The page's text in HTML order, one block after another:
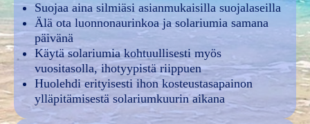
Suojaa aina silmiäsi asianmukaisilla suojalaseilla
Älä ota luonnonaurinkoa ja solariumia samana
päivänä
Käytä solariumia kohtuullisesti myös
vuositasolla, ihotyypistä riippuen
Huolehdi erityisesti ihon kosteustasapainon
ylläpitämisestä solariumkuurin aikana